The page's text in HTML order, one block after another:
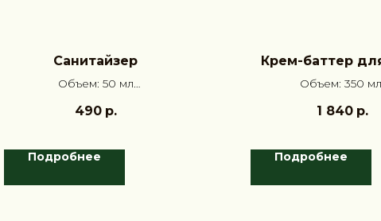
Санитайзер
Объем: 50 мл
Маракуйя
490 р.
Подробнее
Крем-баттер
Объем: 350 мл
Жасмин,
1 840 р.
Подробнее